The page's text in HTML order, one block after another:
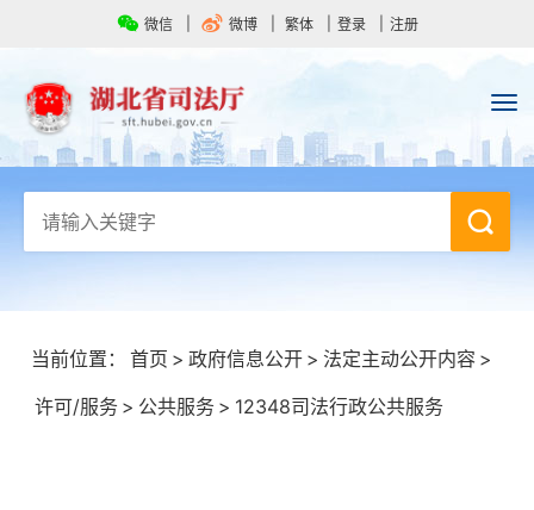
微信 微博 繁体 登录 注册
当前位置： 首页 > 政府信息公开 > 法定主动公开内容 >
许可/服务 > 公共服务 > 12348司法行政公共服务